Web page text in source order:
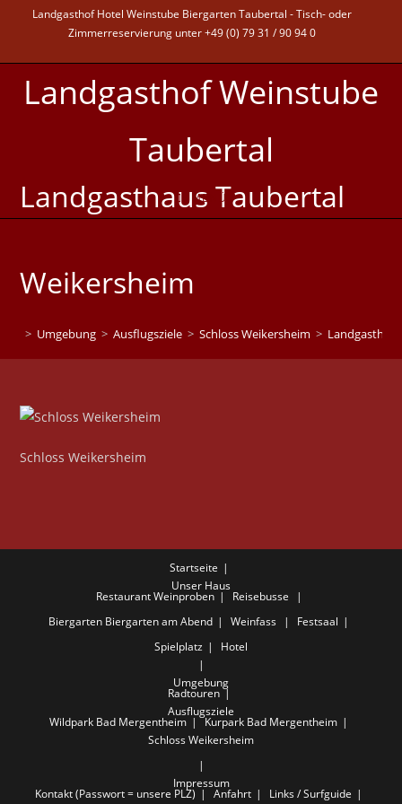
Landgasthof Hotel Weinstube Biergarten Taubertal - Tisch- oder
Zimmerreservierung unter +49 (0) 79 31 / 90 94 0
Landgasthof Weinstube
Taubertal
MENÜ
Landgasthaus Taubertal
Weikersheim
> Umgebung > Ausflugsziele > Schloss Weikersheim >
Schloss Weikersheim
Startseite
Unser Haus
Restaurant Weinproben
Reisebusse
Biergarten Biergarten am Abend Weinfass
Festsaal
Spielplatz
Hotel
Umgebung
Radtouren
Ausflugsziele
Wildpark Bad Mergentheim
Kurpark Bad Mergentheim
Schloss Weikersheim
Impressum
Kontakt (Passwort = unsere PLZ) Anfahrt
Links / Surfguide